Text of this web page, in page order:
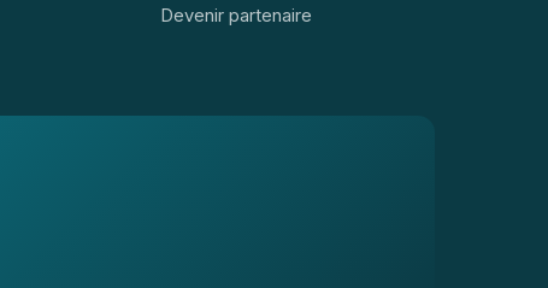
Devenir partenaire